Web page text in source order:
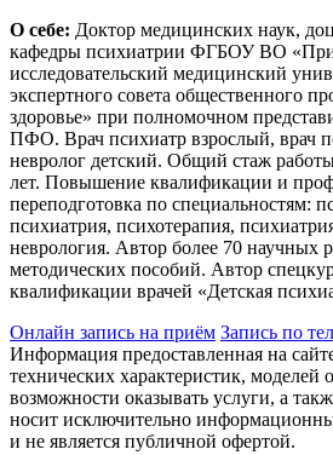
О себе: Доктор медицинских наук,
кафедры психиатрии ФГБОУ ВО
исследовательский медицинский
экспертного совета общественного
здоровье» при полномочном
ПФО. Врач психиатр взрослый, врач
невролог детский. Общий стаж
лет. Повышение квалификации и
переподготовка по специальностям:
психиатрия, психотерапия,
неврология. Автор более 70 научных
методических пособий. Автор
квалификации врачей «Детская
Онлайн запись на приём Запись по
Информация предоставленная на
технических характеристик, моделей
возможности оказывать услуги, а
носит исключительно
и не является публичной офертой.